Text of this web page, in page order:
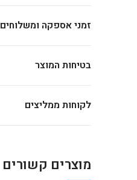
זמני אספקה ומשלוחים
בטיחות המוצר
לקוחות ממליצים
מוצרים קשורים